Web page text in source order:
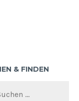
& FINDEN